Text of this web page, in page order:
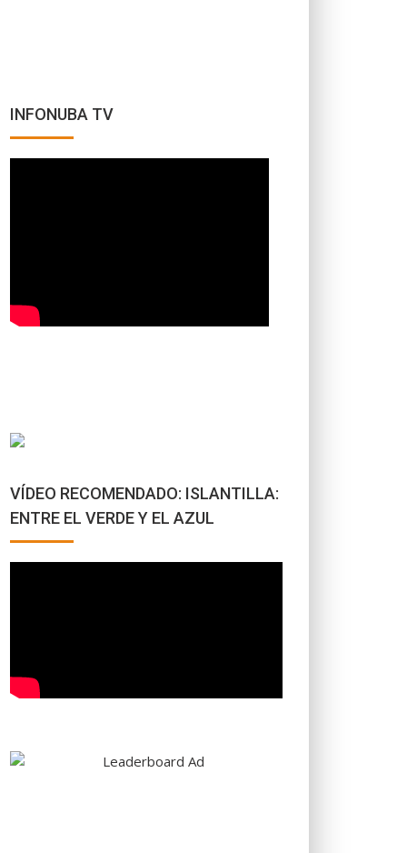
INFONUBA TV
VÍDEO RECOMENDADO: ISLANTILLA:
ENTRE EL VERDE Y EL AZUL